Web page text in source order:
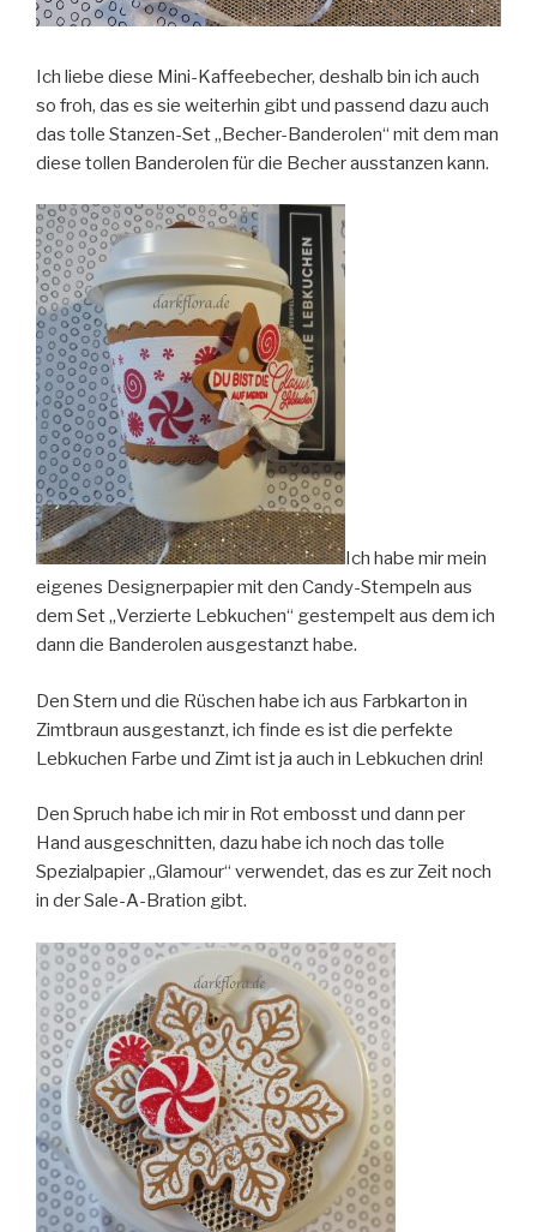
Ich liebe diese Mini-Kaffeebecher, deshalb bin ich auch
so froh, das es sie weiterhin gibt und passend dazu auch
das tolle Stanzen-Set „Becher-Banderolen“ mit dem man
diese tollen Banderolen für die Becher ausstanzen kann.
Ich habe mir mein
eigenes Designerpapier mit den Candy-Stempeln aus
dem Set „Verzierte Lebkuchen“ gestempelt aus dem ich
dann die Banderolen ausgestanzt habe.
Den Stern und die Rüschen habe ich aus Farbkarton in
Zimtbraun ausgestanzt, ich finde es ist die perfekte
Lebkuchen Farbe und Zimt ist ja auch in Lebkuchen drin!
Den Spruch habe ich mir in Rot embosst und dann per
Hand ausgeschnitten, dazu habe ich noch das tolle
Spezialpapier „Glamour“ verwendet, das es zur Zeit noch
in der Sale-A-Bration gibt.